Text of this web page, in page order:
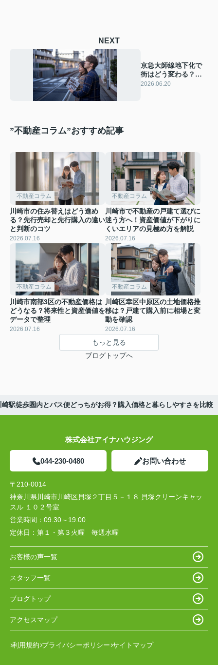
NEXT
京急大師線地下化で
街はどう変わる？不
動産価格への影響と
2026.06.20
”不動産コラム”おすすめ記事
不動産コラム
川崎市の住み替えはどう進め
る？先行売却と先行購入の違い
と判断のコツ
2026.07.16
不動産コラム
川崎市で不動産の戸建て選びに
迷う方へ！資産価値が下がりに
くいエリアの見極め方を解説
2026.07.16
不動産コラム
川崎市南部3区の不動産価格は
どうなる？将来性と資産価値を
データで整理
2026.07.16
不動産コラム
川崎区幸区中原区の土地価格推
移は？戸建て購入前に相場と変
動を確認
2026.07.16
もっと見る
ブログトップへ
崎駅徒歩圏内とバス便どっちがお得？購入価格と暮らしやすさを比較
株式会社アイナハウジング
044-230-0480 お問い合わせ
〒210-0014
神奈川県川崎市川崎区貝塚２丁目５－１８ 貝塚クリーンキャッ
スル １０２号室
営業時間： 09:30～19:00
定休日： 第１・第３火曜 毎週水曜
お客様の声一覧
スタッフ一覧
ブログトップ
アクセスマップ
利用規約 プライバシーポリシー サイトマップ